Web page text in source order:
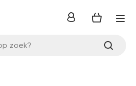
zoek?
inloggen